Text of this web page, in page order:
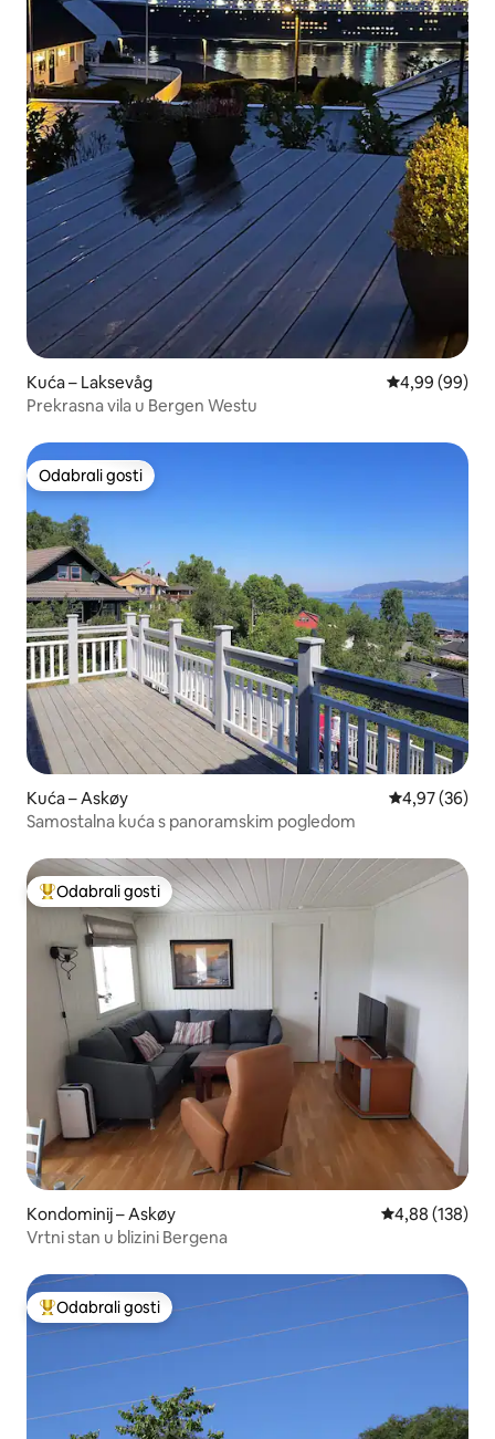
Kuća – Laksevåg Prosječna
4,99 (99)
Prekrasna vila u Bergen Westu
Odabrali gosti
Odabrali gosti
Kuća – Askøy Prosječna
4,97 (36)
Samostalna kuća s panoramskim pogledom
Među najviše rangiranima s oznakom „Odabrali gosti”
Odabrali gosti
Kondominij – Askøy Prosječna
4,88 (138)
Vrtni stan u blizini Bergena
Među najviše rangiranima s oznakom „Odabrali gosti”
Odabrali gosti